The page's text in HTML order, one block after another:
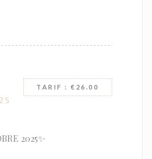
TARIF : €26.00
2025✨